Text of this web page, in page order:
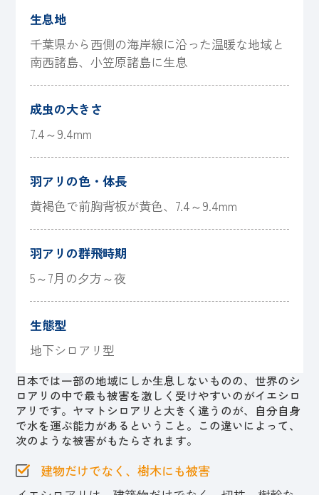
生息地
千葉県から西側の海岸線に沿った温暖な地域と
南西諸島、小笠原諸島に生息
成虫の大きさ
7.4～9.4mm
羽アリの色・体長
黄褐色で前胸背板が黄色、7.4～9.4mm
羽アリの群飛時期
5～7月の夕方～夜
生態型
地下シロアリ型
日本では一部の地域にしか生息しないものの、世界のシ
ロアリの中で最も被害を激しく受けやすいのがイエシロ
アリです。ヤマトシロアリと大きく違うのが、自分自身
で水を運ぶ能力があるということ。この違いによって、
次のような被害がもたらされます。
建物だけでなく、樹木にも被害